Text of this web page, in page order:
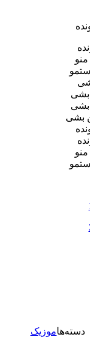
بشى
بشى
بشى
دسته‌هاموزیک